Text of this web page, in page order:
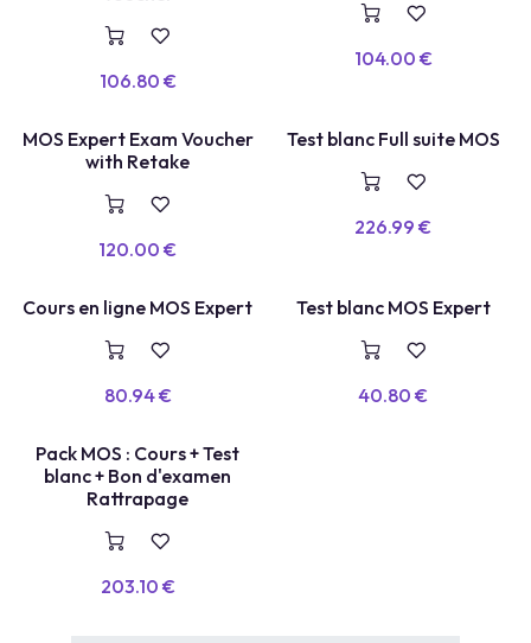
106.80 €
104.00 €
E
X
AM
E
N
+
R
E
P
A
S
S
A
GE
MOS Expert Exam Voucher
with Retake
120.00 €
TEST BLANC
Test blanc Full suite MOS
226.99 €
COURS EN LIGNE
Cours en ligne MOS Expert
80.94€
TEST BLANC
Test blanc MOS Expert
40.80 €
TEST LABEL
Pack MOS : Cours + Test
blanc + Bon d'examen
Rattrapage
203.10 €